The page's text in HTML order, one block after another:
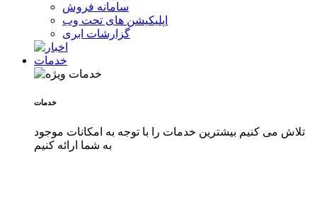
سامانه فروش
اپلیکیشن های تحت وب
گزارشات ابری
خدمات
خدمات
تلاش می کنیم بیشترین خدمات را با توجه به امکانات موجود
به شما ارائه کنیم